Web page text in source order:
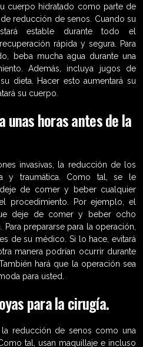
cuerpo hidratado como parte de
reducción de senos. Cuando su
estable durante todo el
rápida y segura. Para
beba mucha agua durante una
Además, incluya jugos de
dieta. Hacer esto aumentará su
su cuerpo.
unas horas antes de la
invasivas, la reducción de los
y traumática. Como tal, se le
de comer y beber cualquier
procedimiento. Por ejemplo, el
deje de comer y beber ocho
prepararse para la operación,
de su médico. Si lo hace, evitará
manera podrían ocurrir durante
hará que la operación sea
para usted.
para la cirugía.
reducción de senos como una
tal, usan maquillaje e incluso